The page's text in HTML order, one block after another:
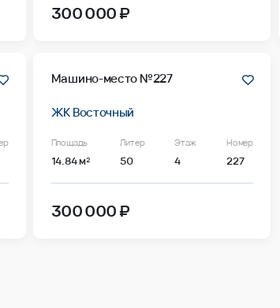
300 000 ₽
Машино-место №227
ЖК Восточный
Площадь
14.84 м²
Литер
50
Этаж
4
Номер
227
300 000 ₽